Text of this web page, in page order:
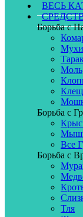
ВЕСЬ
Борьба с
Мухи
Моль
Борьба с
Все
Борьба с
Тля